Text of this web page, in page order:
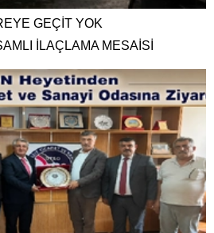
GEÇİT YOK
İLAÇLAMA MESAİSİ